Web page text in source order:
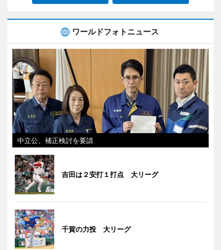
ワールドフォトニュース
中立公、補正検討を要請
吉田は２安打１打点 大リーグ
千賀の力投 大リーグ